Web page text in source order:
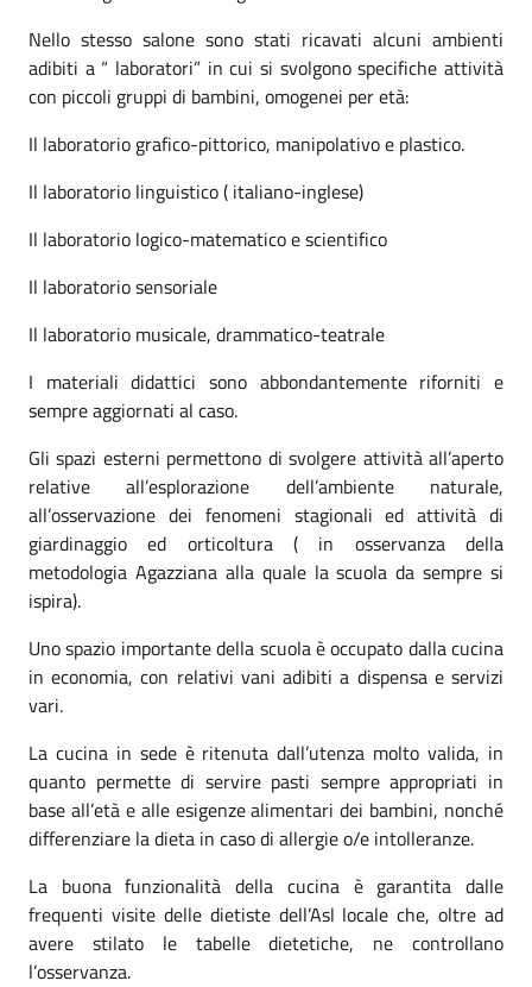
Nello stesso salone sono stati ricavati alcuni ambienti
adibiti a “ laboratori” in cui si svolgono specifiche attività
con piccoli gruppi di bambini, omogenei per età:
Il laboratorio grafico-pittorico, manipolativo e plastico.
Il laboratorio linguistico ( italiano-inglese)
Il laboratorio logico-matematico e scientifico
Il laboratorio sensoriale
Il laboratorio musicale, drammatico-teatrale
I materiali didattici sono abbondantemente riforniti e
sempre aggiornati al caso.
Gli spazi esterni permettono di svolgere attività all’aperto
relative all’esplorazione dell’ambiente naturale,
all’osservazione dei fenomeni stagionali ed attività di
giardinaggio ed orticoltura ( in osservanza della
metodologia Agazziana alla quale la scuola da sempre si
ispira).
Uno spazio importante della scuola è occupato dalla cucina
in economia, con relativi vani adibiti a dispensa e servizi
vari.
La cucina in sede è ritenuta dall’utenza molto valida, in
quanto permette di servire pasti sempre appropriati in
base all’età e alle esigenze alimentari dei bambini, nonché
differenziare la dieta in caso di allergie o/e intolleranze.
La buona funzionalità della cucina è garantita dalle
frequenti visite delle dietiste dell’Asl locale che, oltre ad
avere stilato le tabelle dietetiche, ne controllano
l’osservanza.